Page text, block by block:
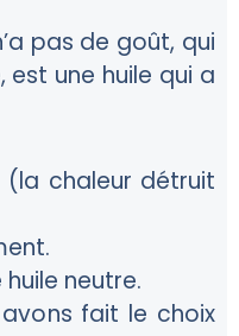
pas de goût, qui
une huile qui a
chaleur détruit
neutre.
avons fait le choix